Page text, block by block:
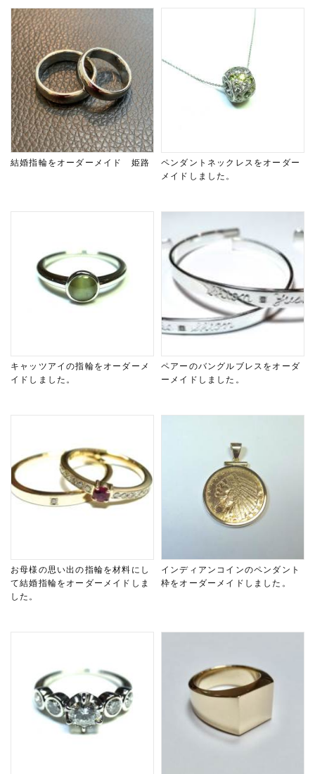
結婚指輪をオーダーメイド 姫路
ペンダントネックレスをオーダー
メイドしました。
キャッツアイの指輪をオーダーメ
イドしました。
ペアーのバングルブレスをオーダ
ーメイドしました。
お母様の思い出の指輪を材料にし
て結婚指輪をオーダーメイドしま
した。
インディアンコインのペンダント
枠をオーダーメイドしました。